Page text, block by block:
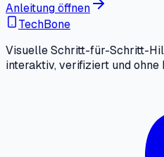
Anleitung öffnen
TechBone
Visuelle Schritt-für-Schritt-
interaktiv, verifiziert und